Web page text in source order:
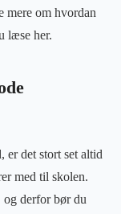
mere om hvordan
læse her.
er det stort set altid
med til skolen.
derfor bør du